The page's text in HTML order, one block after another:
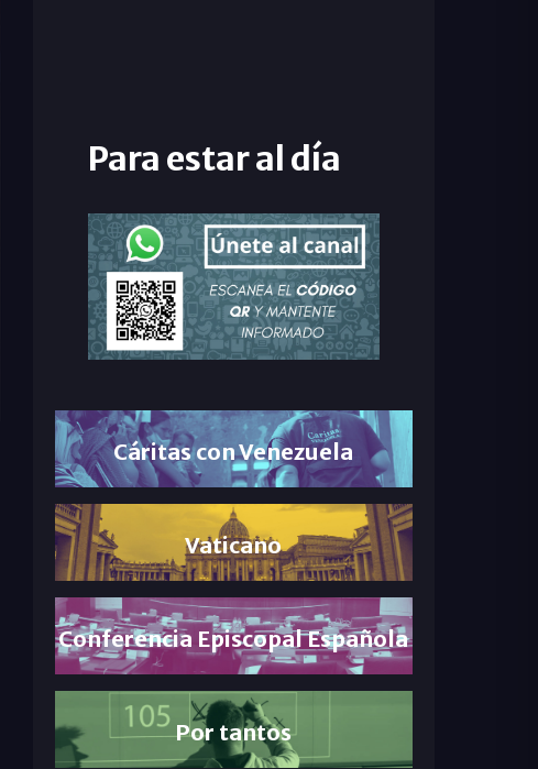
Para estar al día
Cáritas con Venezuela
Vaticano
Conferencia Episcopal Española
Por tantos